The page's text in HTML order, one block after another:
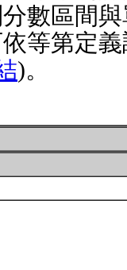
數區間
等第定
)。